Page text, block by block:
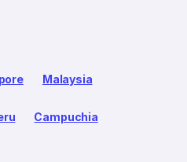
Malaysia
Campuchia